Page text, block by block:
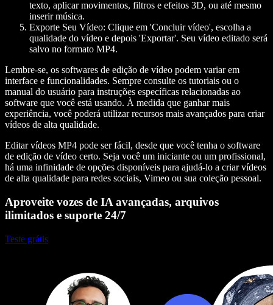
texto, aplicar movimentos, filtros e efeitos 3D, ou até mesmo
inserir música.
Exporte Seu Vídeo: Clique em 'Concluir vídeo', escolha a
qualidade do vídeo e depois 'Exportar'. Seu vídeo editado será
salvo no formato MP4.
Lembre-se, os softwares de edição de vídeo podem variar em
interface e funcionalidades. Sempre consulte os tutoriais ou o
manual do usuário para instruções específicas relacionadas ao
software que você está usando. À medida que ganhar mais
experiência, você poderá utilizar recursos mais avançados para criar
vídeos de alta qualidade.
Editar vídeos MP4 pode ser fácil, desde que você tenha o software
de edição de vídeo certo. Seja você um iniciante ou um profissional,
há uma infinidade de opções disponíveis para ajudá-lo a criar vídeos
de alta qualidade para redes sociais, Vimeo ou sua coleção pessoal.
Aproveite vozes de IA avançadas, arquivos
ilimitados e suporte 24/7
Teste grátis